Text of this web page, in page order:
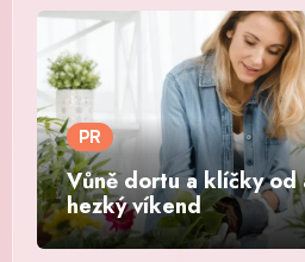
PR
Vůně dortu a klíčky od
hezký víkend